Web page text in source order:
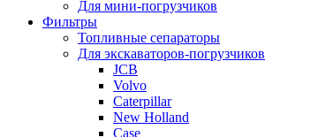
Для мини-погрузчиков
Фильтры
Топливные сепараторы
Для экскаваторов-погрузчиков
JCB
Volvo
Caterpillar
New Holland
Case